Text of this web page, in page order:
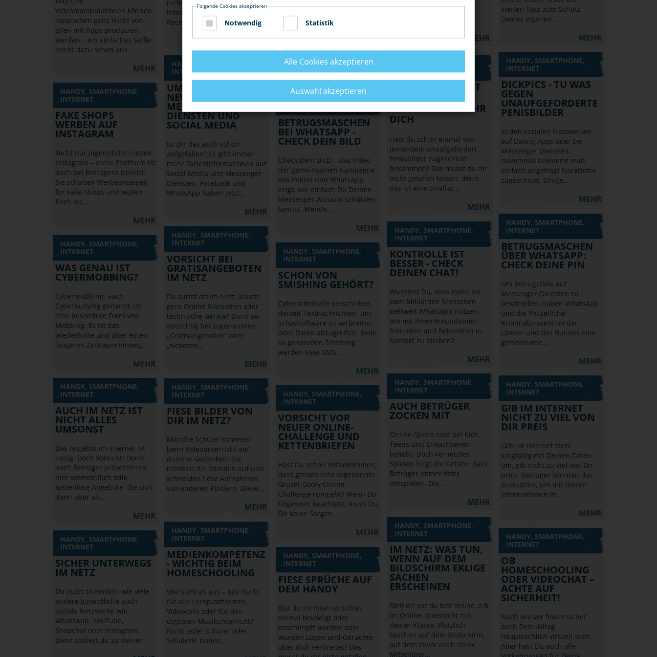
vierten Tipp zum Schutz
Deines eigenen…
MEHR
Einstellungen und sichere
MEHR
nicht zugestimmt hast?
Informiere Dich über deine
Rechte am eigenen…
MEHR
Videomanipulationen können
inzwischen ganz leicht von
allen mit Apps produziert
werden – ein einfaches Selfie
reicht dazu schon aus.
MEHR
Betrüger geben sich über
WhatsApp als Freund und
Verwandte aus, um Geld zu
erschleichen. Lade unser
Kontakte!
MEHR
HANDY, SMARTPHONE,
INTERNET
DICKPICS - TU WAS
GEGEN
UNAUFGEFORDERTE
PENISBILDER
In den sozialen Netzwerken,
auf Dating Apps oder bei
Messenger Diensten,
manchmal bekommt man
einfach ungefragt Nacktfotos
zugeschickt. Einige…
MEHR
INTERNET
UNAUFGEFORDERT
PENISBILDER: WEHR
DICH
Hast du schon einmal von
jemandem unaufgefordert
Penisbilder zugeschickt
bekommen? Das musst du dir
nicht gefallen lassen, denn
das ist eine Straftat.…
MEHR
HANDY, SMARTPHONE,
INTERNET
UMGANG MIT FAKE
NEWS BEI
MESSENGER-
DIENSTEN UND
SOCIAL MEDIA
Ist Dir das auch schon
aufgefallen? Es gibt immer
mehr Falschinformationen auf
Social Media und Messenger
Diensten. Facebook und
WhatsApp haben jetzt…
MEHR
HANDY, SMARTPHONE,
INTERNET
FAKE SHOPS
WERBEN AUF
INSTAGRAM
Nicht nur Jugendliche nutzen
Instagram – diese Plattform ist
auch bei Betrügern beliebt:
Sie schalten Werbeanzeigen
für Fake-Shops und wollen
Euch als…
MEHR
HANDY, SMARTPHONE,
BETRUGSMASCHEN
BEI WHATSAPP -
CHECK DEIN BILD
Check Dein BILD – das Video
der gemeinsamen Kampagne
von Polizei und WhatsApp
zeigt, wie einfach Du Deinen
Messenger-Account schützen
kannst. Wende…
MEHR
HANDY, SMARTPHONE,
INTERNET
BETRUGSMASCHEN
ÜBER WHATSAPP:
CHECK DEINE PIN
Um Betrugsfälle auf
Messenger-Diensten zu
bekämpfen, haben WhatsApp
und die Polizeiliche
Kriminalprävention der
Länder und des Bundes eine
gemeinsame…
MEHR
HANDY, SMARTPHONE,
INTERNET
KONTROLLE IST
BESSER - CHECK
DEINEN CHAT!
Wusstest Du, dass mehr als
zwei Milliarden Menschen
weltweit WhatsApp nutzen,
um mit ihren Freundinnen,
Freunden und Bekannten in
Kontakt zu bleiben?…
MEHR
HANDY, SMARTPHONE,
INTERNET
VORSICHT BEI
GRATISANGEBOTEN
IM NETZ
Du surfst oft im Netz, kaufst
gern Online Klamotten oder
technische Geräte? Dann sei
vorsichtig bei sogenannten
„Gratisangeboten“ oder
„sicheren…
MEHR
HANDY, SMARTPHONE,
INTERNET
WAS GENAU IST
CYBERMOBBING?
Cybermobbing, auch
Cyberbullying genannt, ist
eine besondere Form von
Mobbing. Es ist das
wiederholte und über einen
längeren Zeitraum hinweg…
MEHR
HANDY, SMARTPHONE,
INTERNET
SCHON VON
SMISHING GEHÖRT?
Cyberkriminelle verschicken
derzeit Textnachrichten, um
Schadsoftware zu verbreiten
oder Daten abzugreifen: Beim
so genannten Smishing
werden Fake-SMS…
MEHR
HANDY, SMARTPHONE,
INTERNET
AUCH BETRÜGER
ZOCKEN MIT
Online-Spiele sind bei Kids,
Teens und Erwachsenen
beliebt. Doch vernetztes
Spielen birgt die Gefahr, dass
Betrüger immer öfter
mitspielen. Die…
MEHR
HANDY, SMARTPHONE,
INTERNET
GIB IM INTERNET
NICHT ZU VIEL VON
DIR PREIS
Geh im Internet stets
sorgfältig mit Deinen Daten
um, gib nicht zu viel von Dir
preis. Betrüger könnten das
ausnutzen, um mit diesen
Informationen in…
MEHR
HANDY, SMARTPHONE,
INTERNET
AUCH IM NETZ IST
NICHT ALLES
UMSONST
Das Angebot im Internet ist
riesig. Doch Vorsicht! Denn
auch Betrüger präsentieren
hier vermeintlich tolle
kostenlose Angebote, die sich
dann aber als…
MEHR
HANDY, SMARTPHONE,
INTERNET
FIESE BILDER VON
DIR IM NETZ?
Manche Schüler kommen
beim Videounterricht auf
dumme Gedanken: Sie
nehmen die Stunden auf und
schneiden fiese Aufnahmen
von anderen Kindern. Diese…
MEHR
HANDY, SMARTPHONE,
INTERNET
VORSICHT VOR
NEUER ONLINE-
CHALLENGE UND
KETTENBRIEFEN
Hast Du schon mitbekommen,
dass gerade eine sogenannte
Grusel-Goofy Online-
Challenge rumgeht? Wenn Du
folgendes beachtest, muss Du
Dir keine Sorgen…
MEHR
HANDY, SMARTPHONE,
INTERNET
IM NETZ: WAS TUN,
WENN AUF DEM
BILDSCHIRM EKLIGE
SACHEN
ERSCHEINEN
Stell dir vor du bist online, z.B.
im Online-Unterricht mit
deiner Klasse. Plötzlich
tauchen auf dem Bildschirm,
auf dem zuvor noch deine
Mitschüler…
HANDY, SMARTPHONE,
INTERNET
MEDIENKOMPETENZ
- WICHTIG BEIM
HOMESCHOOLING
Wie sieht es aus – bist Du fit
für alle Lernplattformen,
Videocalls oder für den
digitalen Musikunterricht?
Nicht jeder Schüler oder
Schülerin haben…
HANDY, SMARTPHONE,
INTERNET
OB
HOMESCHOOLING
ODER VIDEOCHAT –
ACHTE AUF
SICHERHEIT!
Nach wie vor findet sicher
auch Dein Alltag
hauptsächlich virtuell statt!
Aber hast Du auch alle
HANDY, SMARTPHONE,
INTERNET
SICHER UNTERWEGS
IM NETZ
Du nutzt sicherlich, wie viele
andere Jugendliche auch,
soziale Netzwerke wie
WhatsApp, YouTube,
Snapchat oder Instagram.
Dann solltest du zu deiner…
HANDY, SMARTPHONE,
INTERNET
FIESE SPRÜCHE AUF
DEM HANDY
Bist du im Internet schon
einmal beleidigt oder
beschimpft worden oder
wurden Lügen und Gerüchte
über dich verbreitet? Das
Folgende Cookies akzeptieren
Notwendig Statistik
Alle Cookies akzeptieren
Auswahl akzeptieren